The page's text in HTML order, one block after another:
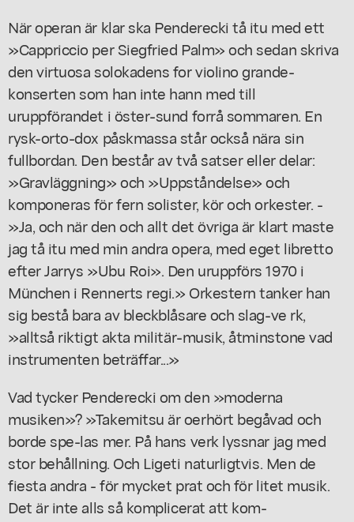
När operan är klar ska Penderecki tå itu med ett
»Cappriccio per Siegfried Palm» och sedan skriva
den virtuosa solokadens for violino grande-
konserten som han inte hann med till
uruppförandet i öster-sund forrå sommaren. En
rysk-orto-dox påskmassa står också nära sin
fullbordan. Den består av två satser eller delar:
»Gravläggning» och »Uppståndelse» och
komponeras för fern solister, kör och orkester. -
»Ja, och när den och allt det övriga är klart maste
jag tå itu med min andra opera, med eget libretto
efter Jarrys »Ubu Roi». Den uruppförs 1970 i
München i Rennerts regi.» Orkestern tanker han
sig bestå bara av bleckblåsare och slag-ve rk,
»alltså riktigt akta militär-musik, åtminstone vad
instrumenten beträffar...»
Vad tycker Penderecki om den »moderna
musiken»? »Takemitsu är oerhört begåvad och
borde spe-las mer. På hans verk lyssnar jag med
stor behållning. Och Ligeti naturligtvis. Men de
fiesta andra - för mycket prat och för litet musik.
Det är inte alls så komplicerat att kom-